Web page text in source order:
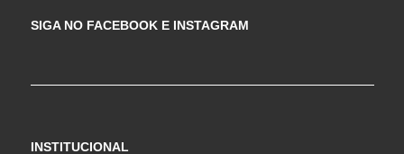
SIGA NO FACEBOOK E INSTAGRAM
INSTITUCIONAL